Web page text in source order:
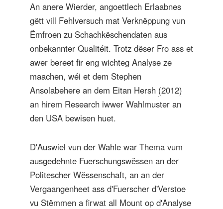
An anere Wierder, angoettlech Erlaabnes
gëtt vill Fehlversuch mat Verknëppung vun
Ëmfroen zu Schachkëschendaten aus
onbekannter Qualitéit. Trotz dëser Fro ass et
awer bereet fir eng wichteg Analyse ze
maachen, wéi et dem Stephen
Ansolabehere an dem Eitan Hersh (2012)
an hirem Research iwwer Wahlmuster an
den USA bewisen huet.
D'Auswiel vun der Wahle war Thema vum
ausgedehnte Fuerschungswëssen an der
Politescher Wëssenschaft, an an der
Vergaangenheet ass d'Fuerscher d'Verstoe
vu Stëmmen a firwat all Mount op d'Analyse